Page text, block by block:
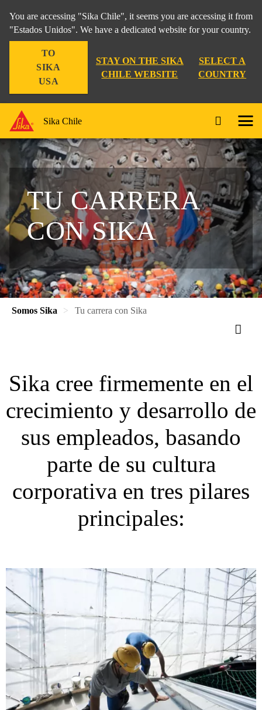
You are accessing "Sika Chile", it seems you are accessing it from
"Estados Unidos". We have a dedicated website for your country.
TO
SIKA
USA
STAY ON THE SIKA
CHILE WEBSITE
SELECT A
COUNTRY
Sika Chile
TU CARRERA
CON SIKA
Somos Sika Tu carrera con Sika
Sika cree firmemente en el
crecimiento y desarrollo de
sus empleados, basando
parte de su cultura
corporativa en tres pilares
principales: